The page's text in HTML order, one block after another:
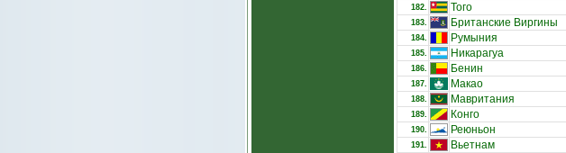
182. Того
183. Британские Виргины
184. Румыния
185. Никарагуа
186. Бенин
187. Макао
188. Мавритания
189. Конго
190. Реюньон
191. Вьетнам